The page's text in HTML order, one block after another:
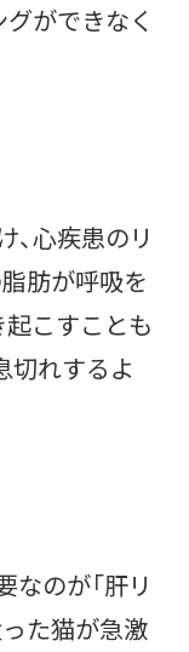
ができなく
心疾患のリ
肪が呼吸を
こすことも
切れするよ
のが「肝リ
った猫が急激